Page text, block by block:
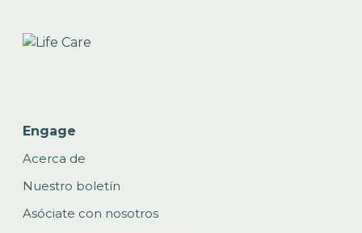
Engage
Acerca de
Nuestro boletín
Asóciate con nosotros